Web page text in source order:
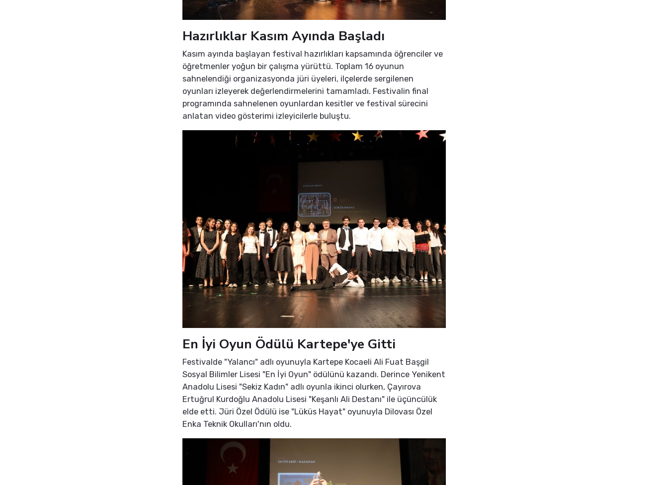
Hazırlıklar Kasım Ayında Başladı
Kasım ayında başlayan festival hazırlıkları kapsamında öğrenciler ve
öğretmenler yoğun bir çalışma yürüttü. Toplam 16 oyunun
sahnelendiği organizasyonda jüri üyeleri, ilçelerde sergilenen
oyunları izleyerek değerlendirmelerini tamamladı. Festivalin final
programında sahnelenen oyunlardan kesitler ve festival sürecini
anlatan video gösterimi izleyicilerle buluştu.
En İyi Oyun Ödülü Kartepe'ye Gitti
Festivalde "Yalancı" adlı oyunuyla Kartepe Kocaeli Ali Fuat Başgil
Sosyal Bilimler Lisesi "En İyi Oyun" ödülünü kazandı. Derince Yenikent
Anadolu Lisesi "Sekiz Kadın" adlı oyunla ikinci olurken, Çayırova
Ertuğrul Kurdoğlu Anadolu Lisesi "Keşanlı Ali Destanı" ile üçüncülük
elde etti. Jüri Özel Ödülü ise "Lüküs Hayat" oyunuyla Dilovası Özel
Enka Teknik Okulları'nın oldu.